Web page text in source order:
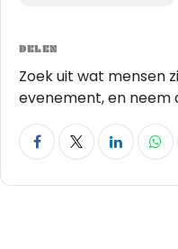
DELEN
Zoek uit wat mensen
evenement, en neem